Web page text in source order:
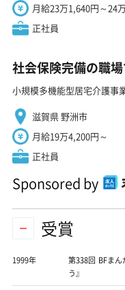
月給23万1,640円～24
正社員
社会保険完備の職
小規模多機能型居宅介護事
滋賀県 野洲市
月給19万4,200円～
正社員
Sponsored by
受賞
1999年
第338回 BFま
う』